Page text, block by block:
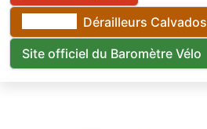
Dérailleurs Calvados
Site officiel du Baromètre Vélo